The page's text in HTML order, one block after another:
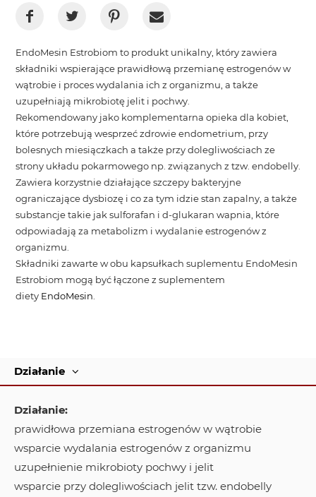
EndoMesin Estrobiom to produkt unikalny, który zawiera
składniki wspierające prawidłową przemianę estrogenów w
wątrobie i proces wydalania ich z organizmu, a także
uzupełniają mikrobiotę jelit i pochwy.
Rekomendowany jako komplementarna opieka dla kobiet,
które potrzebują wesprzeć zdrowie endometrium, przy
bolesnych miesiączkach a także przy dolegliwościach ze
strony układu pokarmowego np. związanych z tzw. endobelly.
Zawiera korzystnie działające szczepy bakteryjne
ograniczające dysbiozę i co za tym idzie stan zapalny, a także
substancje takie jak sulforafan i d-glukaran wapnia, które
odpowiadają za metabolizm i wydalanie estrogenów z
organizmu.
Składniki zawarte w obu kapsułkach suplementu EndoMesin
Estrobiom mogą być łączone z suplementem
diety EndoMesin
Działanie
Działanie:
prawidłowa przemiana estrogenów w wątrobie
wsparcie wydalania estrogenów z organizmu
uzupełnienie mikrobioty pochwy i jelit
wsparcie przy dolegliwościach jelit tzw. endobelly